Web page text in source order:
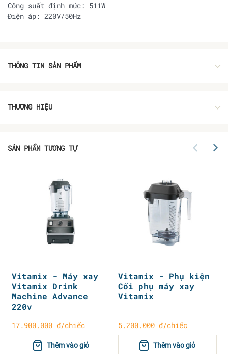
Công suất định mức: 511W
Điện áp: 220V/50Hz
THÔNG TIN SẢN PHẨM
THƯƠNG HIỆU
SẢN PHẨM TƯƠNG TỰ
Vitamix - Máy xay
Vitamix Drink
Machine Advance
220v
17.900.000 đ/chiếc
Thêm vào giỏ
Vitamix - Phụ kiện
Cối phụ máy xay
Vitamix
5.200.000 đ/chiếc
Thêm vào giỏ